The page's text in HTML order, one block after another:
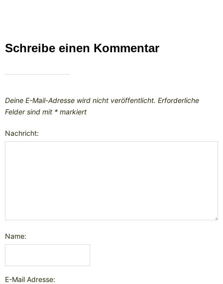
Schreibe einen Kommentar
Deine E-Mail-Adresse wird nicht veröffentlicht. Erforderliche
Felder sind mit * markiert
Nachricht:
Name:
E-Mail Adresse: